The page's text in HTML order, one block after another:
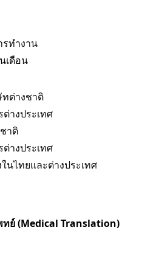
รทำงาน
เดือน
ต่างชาติ
างประเทศ
าติ
ต่างประเทศ
นไทยและต่างประเทศ
ทย์ (Medical Translation)